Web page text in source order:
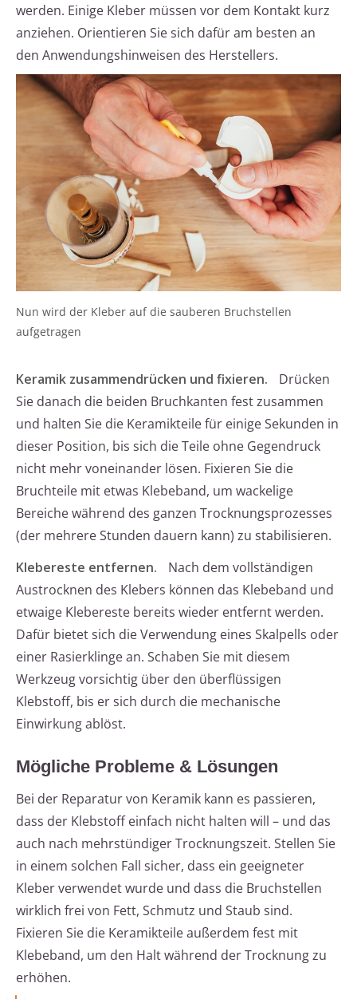
werden. Einige Kleber müssen vor dem Kontakt kurz
anziehen. Orientieren Sie sich dafür am besten an
den Anwendungshinweisen des Herstellers.
Nun wird der Kleber auf die sauberen Bruchstellen
aufgetragen
Keramik zusammendrücken und fixieren.
Drücken
Sie danach die beiden Bruchkanten fest zusammen
und halten Sie die Keramikteile für einige Sekunden in
dieser Position, bis sich die Teile ohne Gegendruck
nicht mehr voneinander lösen. Fixieren Sie die
Bruchteile mit etwas Klebeband, um wackelige
Bereiche während des ganzen Trocknungsprozesses
(der mehrere Stunden dauern kann) zu stabilisieren.
Klebereste entfernen.
Nach dem vollständigen
Austrocknen des Klebers können das Klebeband und
etwaige Klebereste bereits wieder entfernt werden.
Dafür bietet sich die Verwendung eines Skalpells oder
einer Rasierklinge an. Schaben Sie mit diesem
Werkzeug vorsichtig über den überflüssigen
Klebstoff, bis er sich durch die mechanische
Einwirkung ablöst.
Mögliche Probleme & Lösungen
Bei der Reparatur von Keramik kann es passieren,
dass der Klebstoff einfach nicht halten will – und das
auch nach mehrstündiger Trocknungszeit. Stellen Sie
in einem solchen Fall sicher, dass ein geeigneter
Kleber verwendet wurde und dass die Bruchstellen
wirklich frei von Fett, Schmutz und Staub sind.
Fixieren Sie die Keramikteile außerdem fest mit
Klebeband, um den Halt während der Trocknung zu
erhöhen.